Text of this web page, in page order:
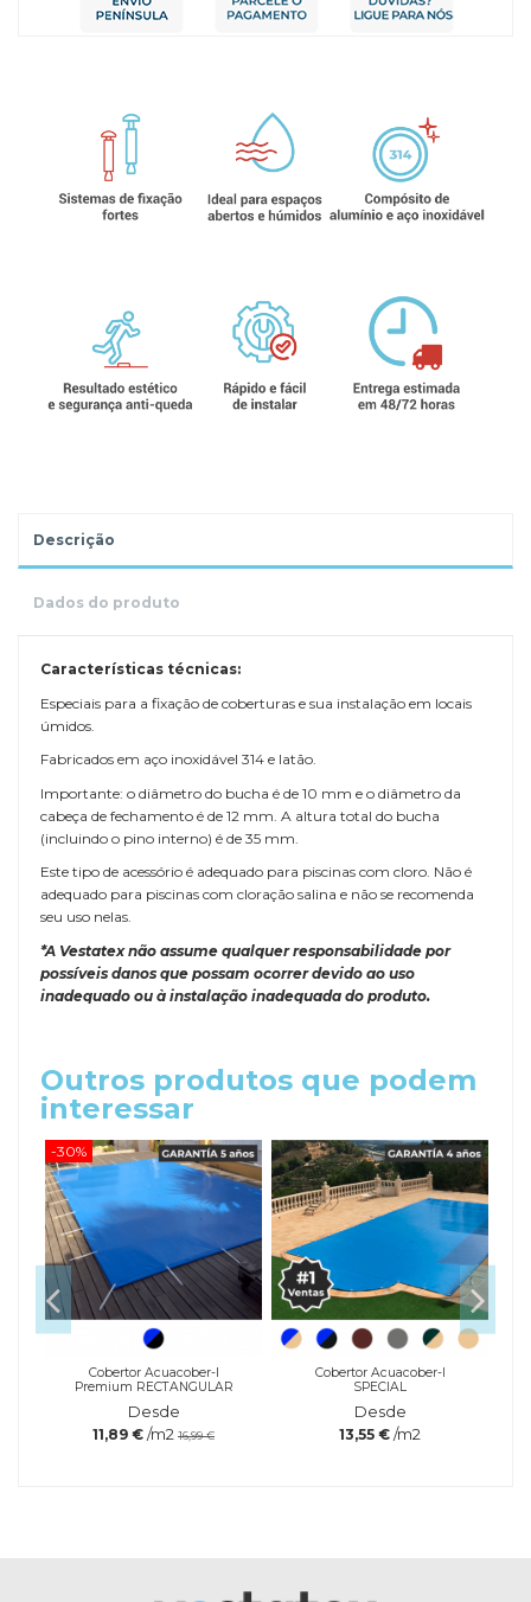
Descrição
Dados do produto
Características técnicas:
Especiais para a fixação de coberturas e sua instalação em locais
úmidos.
Fabricados em aço inoxidável 314 e latão.
Importante: o diâmetro do bucha é de 10 mm e o diâmetro da
cabeça de fechamento é de 12 mm. A altura total do bucha
(incluindo o pino interno) é de 35 mm.
Este tipo de acessório é adequado para piscinas com cloro. Não é
adequado para piscinas com cloração salina e não se recomenda
seu uso nelas.
*A Vestatex não assume qualquer responsabilidade por
possíveis danos que possam ocorrer devido ao uso
inadequado ou à instalação inadequada do produto.
Outros produtos que podem
interessar
-30%
Cobertor Acuacober-I
Premium RECTANGULAR
Desde
11,89 € /m2 16,99 €
Cobertor Acuacober-I
SPECIAL
Desde
13,55 € /m2